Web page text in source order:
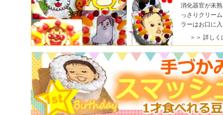
消化器官が未
っさりクリー
ラーはお口に
＞＞ 詳しく